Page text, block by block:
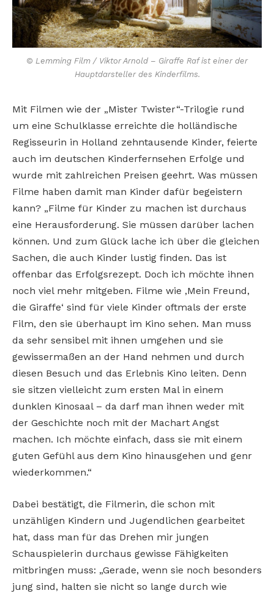
© Lemming Film / Viktor Arnold – Giraffe Raf ist einer der
Hauptdarsteller des Kinderfilms.
Mit Filmen wie der „Mister Twister“-Trilogie rund
um eine Schulklasse erreichte die holländische
Regisseurin in Holland zehntausende Kinder, feierte
auch im deutschen Kinderfernsehen Erfolge und
wurde mit zahlreichen Preisen geehrt. Was müssen
Filme haben damit man Kinder dafür begeistern
kann? „Filme für Kinder zu machen ist durchaus
eine Herausforderung. Sie müssen darüber lachen
können. Und zum Glück lache ich über die gleichen
Sachen, die auch Kinder lustig finden. Das ist
offenbar das Erfolgsrezept. Doch ich möchte ihnen
noch viel mehr mitgeben. Filme wie ,Mein Freund,
die Giraffe‘ sind für viele Kinder oftmals der erste
Film, den sie überhaupt im Kino sehen. Man muss
da sehr sensibel mit ihnen umgehen und sie
gewissermaßen an der Hand nehmen und durch
diesen Besuch und das Erlebnis Kino leiten. Denn
sie sitzen vielleicht zum ersten Mal in einem
dunklen Kinosaal – da darf man ihnen weder mit
der Geschichte noch mit der Machart Angst
machen. Ich möchte einfach, dass sie mit einem
guten Gefühl aus dem Kino hinausgehen und genr
wiederkommen.“
Dabei bestätigt, die Filmerin, die schon mit
unzähligen Kindern und Jugendlichen gearbeitet
hat, dass man für das Drehen mir jungen
Schauspielerin durchaus gewisse Fähigkeiten
mitbringen muss: „Gerade, wenn sie noch besonders
jung sind, halten sie nicht so lange durch wie